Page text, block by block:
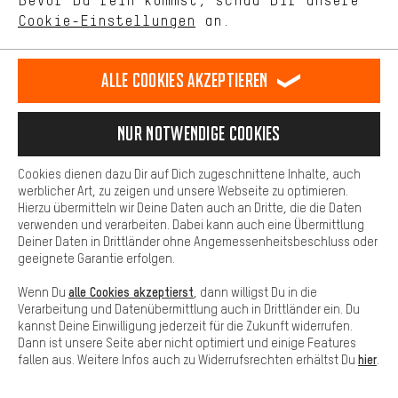
WIR TUN ALLES DAFÜR, DASS DU BEKOMMST,
WAS DEIN BIKE BRAUCHT
Roy V.
Guter Preis, super
Auswahl,
freundlicher
und schneller
Versand.
Immer extrem
schneller
Onlineversender
und super
Weiter so!
Cookie-Einstellungen an.
unseres Shop-Angebots.
Dein Shopping-Erlebnis wird komfortabler. Mit Komfort-Cookies
stellen wir Verknüpfungen zu Social Media Plattformen her. So
können wir dir weitere nützliche Inhalte und Informationen zur
Verfügung stellen. Zudem hast du die Möglichkeit zusätzliche
Services zu nutzen, die es dir erleichtern die richtigen Produkte zu
finden. Beispielsweise bieten wir eine Chat-Funktion an, damit
Fragen schnell und unkompliziert beantwortet werden können.
Basis
Basis-Cookies gewährleisten, dass Du unsere Webseite
grundsätzlich nutzen kannst.
Alle Cookies akzeptieren
Nur Notwendige Cookies
Cookies dienen dazu Dir auf Dich zugeschnittene Inhalte, auch
werblicher Art, zu zeigen und unsere Webseite zu optimieren.
Hierzu übermitteln wir Deine Daten auch an Dritte, die die Daten
verwenden und verarbeiten. Dabei kann auch eine Übermittlung
Deiner Daten in Drittländer ohne Angemessenheitsbeschluss oder
geeignete Garantie erfolgen.
Wenn Du alle Cookies akzeptierst , dann willigst Du in die
Verarbeitung und Datenübermittlung auch in Drittländer ein. Du
kannst Deine Einwilligung jederzeit für die Zukunft widerrufen.
Dann ist unsere Seite aber nicht optimiert und einige Features
fallen aus. Weitere Infos auch zu Widerrufsrechten erhältst Du hier